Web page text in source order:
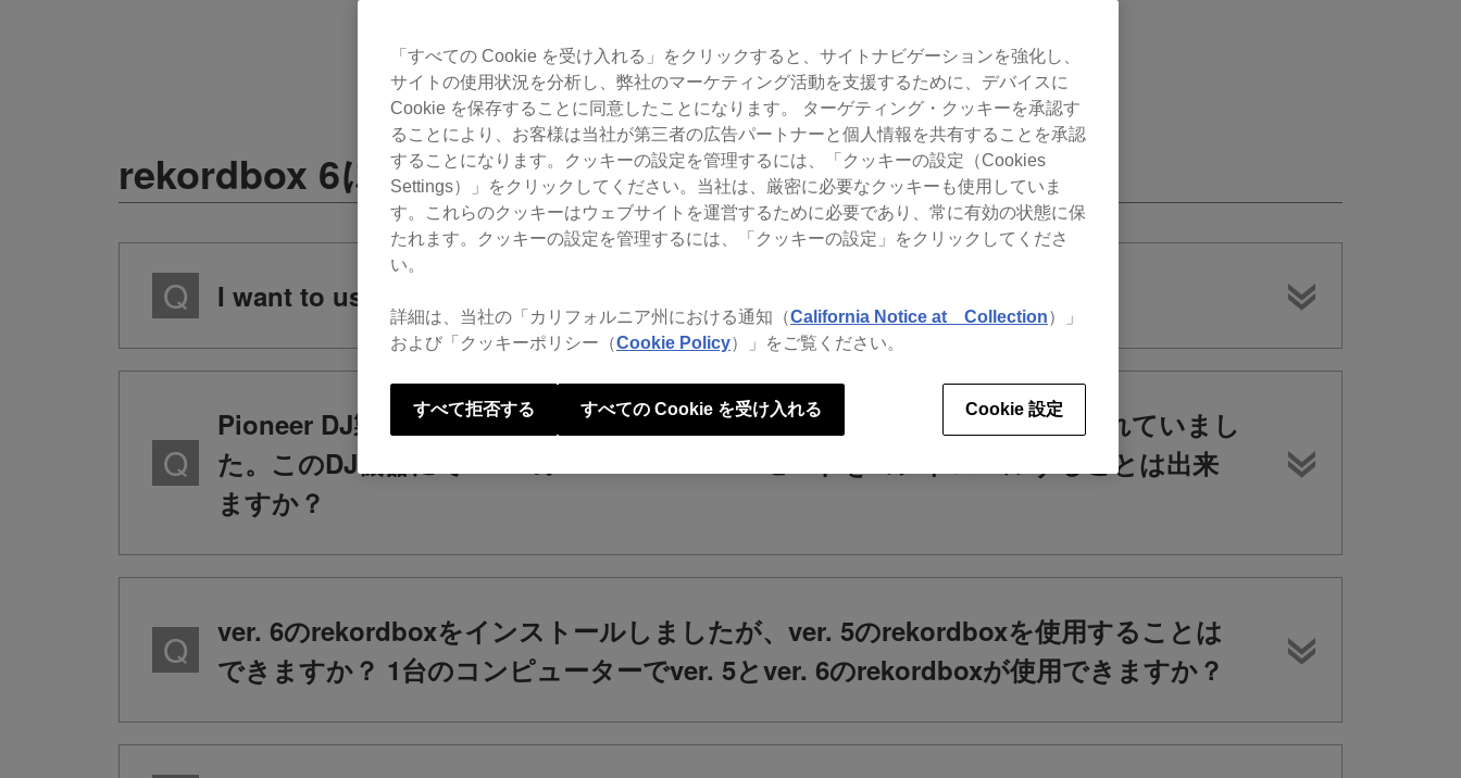
rekordboxのよくあるお問い合わせをご覧いただけます。
rekordbox 6について
I want to use previous rekordbox ver. 6.
Pioneer DJ製のDJ機器を購入し、rekordbox djのライセンスキーが同梱されていまし
た。このDJ機器にてver. 6のPERFORMANCEモードをコントロールすることは出来
ますか？
ver. 6のrekordboxをインストールしましたが、ver. 5のrekordboxを使用することは
できますか？ 1台のコンピューターでver. 5とver. 6のrekordboxが使用できますか？
「すべての Cookie を受け入れる」をクリックすると、サイトナビゲーションを強化し、
サイトの使用状況を分析し、弊社のマーケティング活動を支援するために、デバイスに
Cookie を保存することに同意したことになります。 ターゲティング・クッキーを承認す
ることにより、お客様は当社が第三者の広告パートナーと個人情報を共有することを承認
することになります。クッキーの設定を管理するには、「クッキーの設定（Cookies
Settings）」をクリックしてください。当社は、厳密に必要なクッキーも使用していま
す。これらのクッキーはウェブサイトを運営するために必要であり、常に有効の状態に保
たれます。クッキーの設定を管理するには、「クッキーの設定」をクリックしてくださ
い。
詳細は、当社の「カリフォルニア州における通知（California Notice at Collection）」
および「クッキーポリシー（Cookie Policy）」をご覧ください。
Cookie 設定
すべて拒否する すべての Cookie を受け入れる